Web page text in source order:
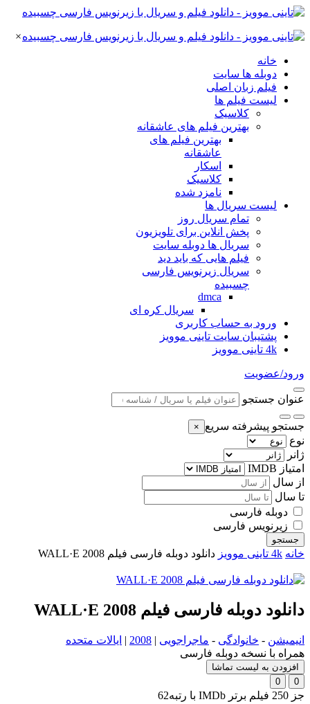
×
خانه
دوبله ها سایت
فیلم زبان اصلی
لیست فیلم ها
کلاسیک
بهترین فیلم های عاشقانه
بهترین فیلم های
عاشقانه
اسکار
کلاسیک
نامزد شده
لیست سریال ها
تمام سریال روز
پخش انلاین برای تلویزیون
سریال ها دوبله سایت
فیلم هایی که باید دید
سریال زیرنویس فارسی
چسبیده
dmca
سریال کره ای
ورود به حساب کاربری
پشتیبان سایت تاینی موویز
4k تاینی موویز
ورود/عضویت
عنوان جستجو
جستجو پیشرفته سریع ×
نوع
ژانر
امتیاز IMDB
از سال
تا سال
دوبله فارسی
زیرنویس فارسی
جستجو
خانه 4k تاینی موویز دانلود دوبله فارسی فیلم WALL·E 2008
دانلود دوبله فارسی فیلم WALL·E 2008
انیمیشن - خانوادگی - ماجراجویی |
2008
| ایالات متحده
همراه با نسخه دوبله فارسی
افزودن به لیست تماشا
0
0
جز 250 فیلم برتر IMDb با رتبه 62